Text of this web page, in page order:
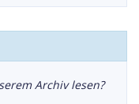
Archiv lesen?